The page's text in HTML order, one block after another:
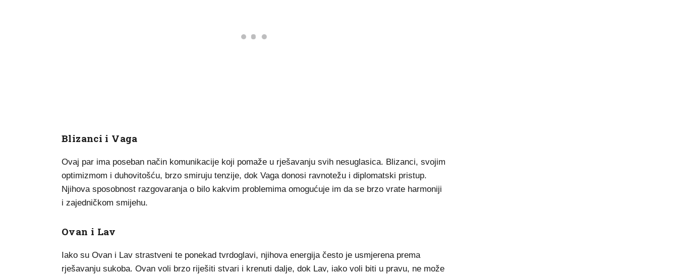
Blizanci i Vaga
Ovaj par ima poseban način komunikacije koji pomaže u rješavanju svih nesuglasica. Blizanci, svojim
optimizmom i duhovitošću, brzo smiruju tenzije, dok Vaga donosi ravnotežu i diplomatski pristup.
Njihova sposobnost razgovaranja o bilo kakvim problemima omogućuje im da se brzo vrate harmoniji
i zajedničkom smijehu.
Ovan i Lav
Iako su Ovan i Lav strastveni te ponekad tvrdoglavi, njihova energija često je usmjerena prema
rješavanju sukoba. Ovan voli brzo riješiti stvari i krenuti dalje, dok Lav, iako voli biti u pravu, ne može